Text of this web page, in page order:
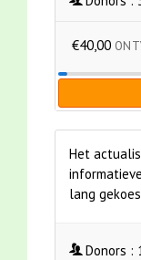
€40,00
Het
lang
Donors :